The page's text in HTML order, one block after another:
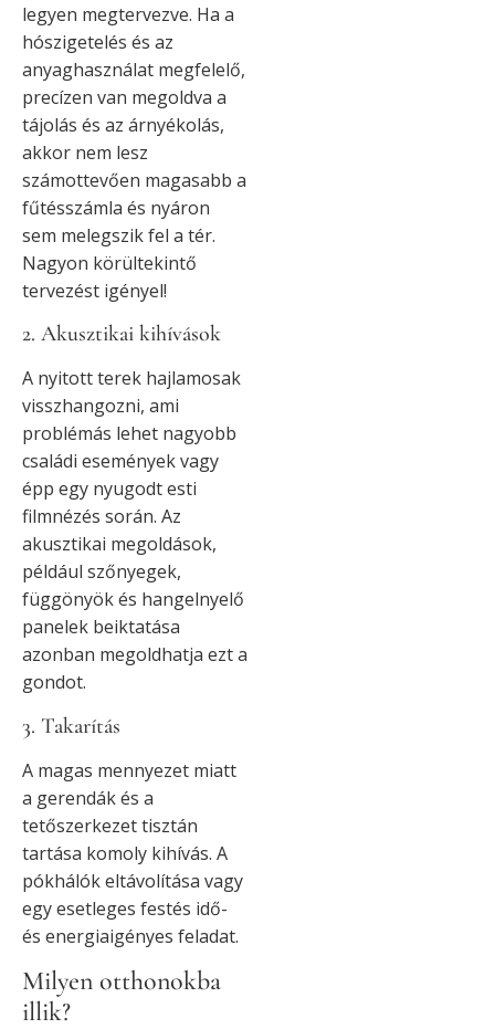
legyen megtervezve. Ha a
hószigetelés és az
anyaghasználat megfelelő,
precízen van megoldva a
tájolás és az árnyékolás,
akkor nem lesz
számottevően magasabb a
fűtésszámla és nyáron
sem melegszik fel a tér.
Nagyon körültekintő
tervezést igényel!
2. Akusztikai kihívások
A nyitott terek hajlamosak
visszhangozni, ami
problémás lehet nagyobb
családi események vagy
épp egy nyugodt esti
filmnézés során. Az
akusztikai megoldások,
például szőnyegek,
függönyök és hangelnyelő
panelek beiktatása
azonban megoldhatja ezt a
gondot.
3. Takarítás
A magas mennyezet miatt
a gerendák és a
tetőszerkezet tisztán
tartása komoly kihívás. A
pókhálók eltávolítása vagy
egy esetleges festés idő-
és energiaigényes feladat.
Milyen otthonokba
illik?